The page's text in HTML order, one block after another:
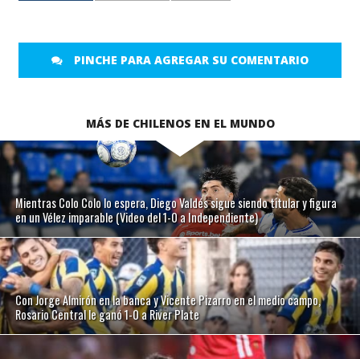
PINCHE PARA AGREGAR SU COMENTARIO
MÁS DE CHILENOS EN EL MUNDO
Mientras Colo Colo lo espera, Diego Valdés sigue siendo titular y figura
en un Vélez imparable (Video del 1-0 a Independiente)
Con Jorge Almirón en la banca y Vicente Pizarro en el medio campo,
Rosario Central le ganó 1-0 a River Plate